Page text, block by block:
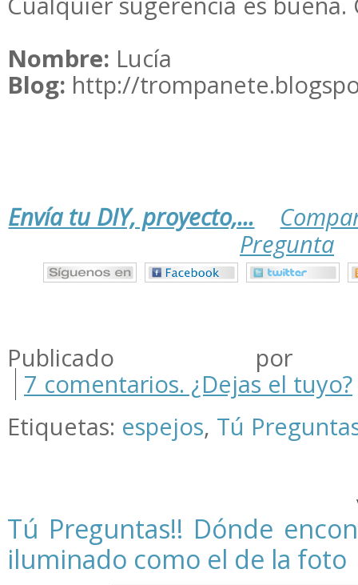
Nombre: Lucía
Blog: http://
Envía tu DIY, proyecto,...
Pregunta
Publicado por
7 comentarios. ¿Dejas el tuyo?
Etiquetas: espejos, Tú
Tú Preguntas!! Dónde
iluminado como el de la foto